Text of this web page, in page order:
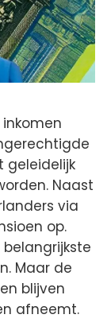
geleidelijk
Naast
via
op.
Maar de
blijven
afneemt.